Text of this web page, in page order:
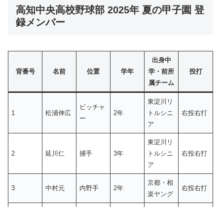
高知中央高校野球部 2025年 夏の甲子園 登
録メンバー
背番号 名前 位置 学年
出身中
学・前所
属チーム
投打
1 松浦伸広
ピッチャ
ー
2年
東淀川リ
トルシニ
ア
右投右打
2 延川仁 捕手 3年
東淀川リ
トルシニ
ア
右投右打
3 中村元 内野手 2年
京都・相
楽ヤング
右投右打